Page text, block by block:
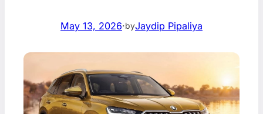
May 13, 2026·byJaydip Pipaliya